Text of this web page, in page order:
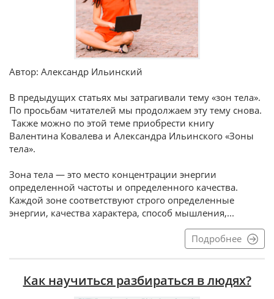
Автор: Александр Ильинский
В предыдущих статьях мы затрагивали тему «зон тела».
По просьбам читателей мы продолжаем эту тему снова.
Также можно по этой теме приобрести книгу
Валентина Ковалева и Александра Ильинского «Зоны
тела».
Зона тела — это место концентрации энергии
определенной частоты и определенного качества.
Каждой зоне соответствуют строго определенные
энергии, качества характера, способ мышления,...
Подробнее
Как научиться разбираться в людях?